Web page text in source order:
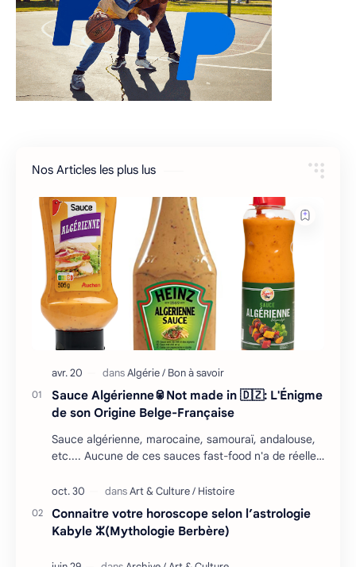
Nos Articles les plus lus
Sauce Algérienne🥫Not made in 🇩🇿: L'Énigme
de son Origine Belge-Française
Sauce algérienne, marocaine, samouraï, andalouse,
etc.... Aucune de ces sauces fast-food n'a de réelles
Connaitre votre horoscope selon l’astrologie
Kabyle ⵣ(Mythologie Berbère)